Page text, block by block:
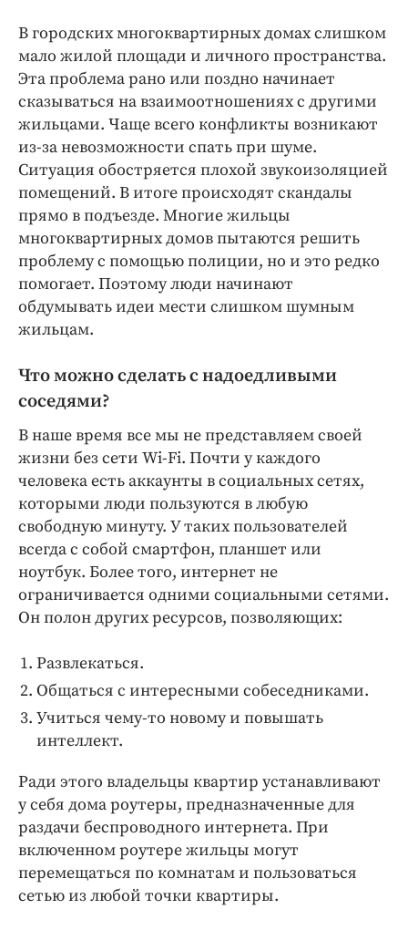
Медиаперсона
Интересное чтиво
Клиника года
Бренд года
Работодатель года
В городских многоквартирных домах слишком
мало жилой площади и личного пространства.
Эта проблема рано или поздно начинает
сказываться на взаимоотношениях с другими
жильцами. Чаще всего конфликты возникают
из-за невозможности спать при шуме.
Ситуация обостряется плохой звукоизоляцией
помещений. В итоге происходят скандалы
прямо в подъезде. Многие жильцы
многоквартирных домов пытаются решить
проблему с помощью полиции, но и это редко
помогает. Поэтому люди начинают
обдумывать идеи мести слишком шумным
жильцам.
Что можно сделать с надоедливыми
соседями?
В наше время все мы не представляем своей
жизни без сети Wi-Fi. Почти у каждого
человека есть аккаунты в социальных сетях,
которыми люди пользуются в любую
свободную минуту. У таких пользователей
всегда с собой смартфон, планшет или
ноутбук. Более того, интернет не
ограничивается одними социальными сетями.
Он полон других ресурсов, позволяющих:
Развлекаться.
Общаться с интересными собеседниками.
Учиться чему-то новому и повышать
интеллект.
Ради этого владельцы квартир устанавливают
у себя дома роутеры, предназначенные для
раздачи беспроводного интернета. При
включенном роутере жильцы могут
перемещаться по комнатам и пользоваться
сетью из любой точки квартиры.